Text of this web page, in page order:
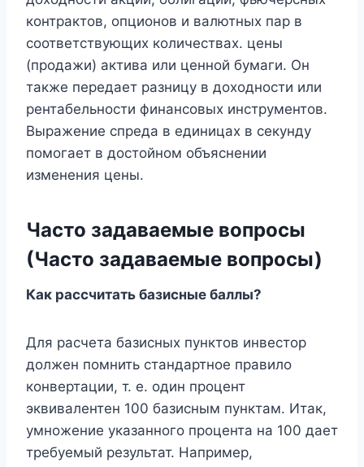
контрактов, опционов и валютных пар в
соответствующих количествах. цены
(продажи) актива или ценной бумаги. Он
также передает разницу в доходности или
рентабельности финансовых инструментов.
Выражение спреда в единицах в секунду
помогает в достойном объяснении
изменения цены.
Часто задаваемые вопросы
(Часто задаваемые вопросы)
Как рассчитать базисные баллы?
Для расчета базисных пунктов инвестор
должен помнить стандартное правило
конвертации, т. е. один процент
эквивалентен 100 базисным пунктам. Итак,
умножение указанного процента на 100 дает
требуемый результат. Например,